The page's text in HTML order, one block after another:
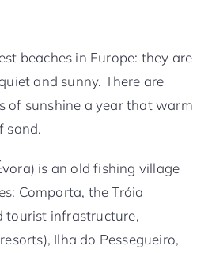
beaches in Europe: they are
and sunny. There are
of sunshine a year that warm
sand.
is an old fishing village
Comporta, the Tróia
tourist infrastructure,
Ilha do Pessegueiro,